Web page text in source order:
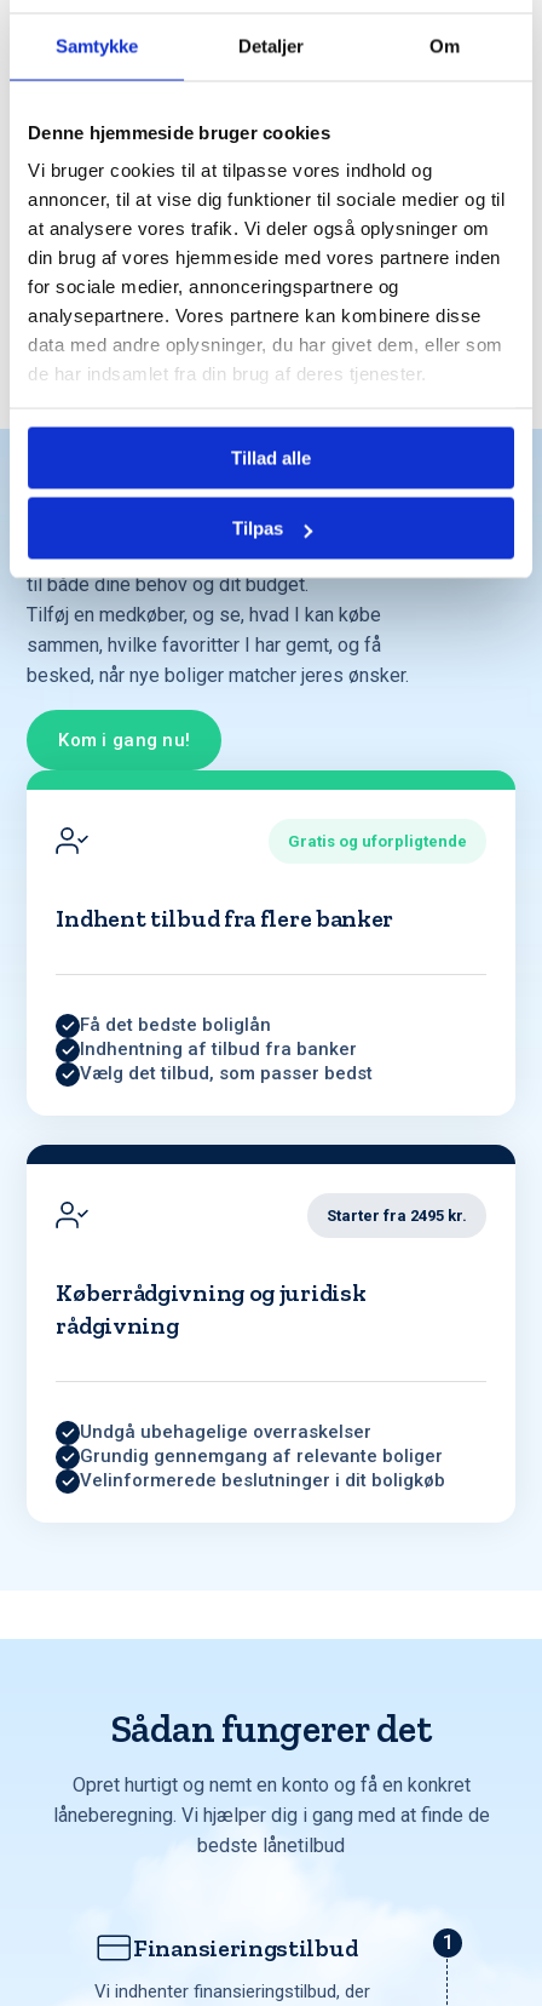
Samtykke Detaljer Om
Denne hjemmeside bruger cookies
Vi bruger cookies til at tilpasse vores indhold og
annoncer, til at vise dig funktioner til sociale medier og til
at analysere vores trafik. Vi deler også oplysninger om
din brug af vores hjemmeside med vores partnere inden
for sociale medier, annonceringspartnere og
analysepartnere. Vores partnere kan kombinere disse
data med andre oplysninger, du har givet dem, eller som
de har indsamlet fra din brug af deres tjenester.
Tillad alle
Tilpas
Du er langt fra den eneste
der bruger Bomae
Trustpilot
Trustpilot
Få hurtigt et overblik over boliger, der passer
til både dine behov og dit budget.
Tilføj en medkøber, og se, hvad I kan købe
sammen, hvilke favoritter I har gemt, og få
besked, når nye boliger matcher jeres ønsker.
Kom i gang nu!
Gratis og uforpligtende
Indhent tilbud fra flere banker
Få det bedste boliglån
Indhentning af tilbud fra banker
Vælg det tilbud, som passer bedst
Starter fra 2495 kr.
Køberrådgivning og juridisk
rådgivning
Undgå ubehagelige overraskelser
Grundig gennemgang af relevante boliger
Velinformerede beslutninger i dit boligkøb
Sådan fungerer det
Opret hurtigt og nemt en konto og få en konkret
låneberegning. Vi hjælper dig i gang med at finde de
bedste lånetilbud
Finansieringstilbud
Vi indhenter finansieringstilbud, der